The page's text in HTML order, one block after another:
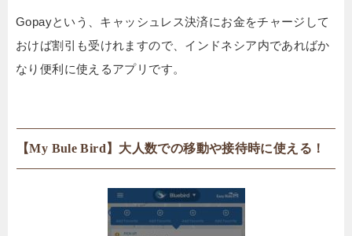
Gopayという、キャッシュレス決済にお金をチャージして
おけば割引も受けれますので、インドネシア内であればか
なり便利に使えるアプリです。
【My Bule Bird】大人数での移動や接待時に使える！